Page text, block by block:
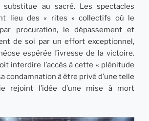
substitue au sacré. Les spectacles
lieu des« rites » collectifs où le
procuration, le dépassement et
de soi par un effort exceptionnel,
espérée l’ivresse de la victoire.
interdire l’accès à cette « plénitude
condamnation à être privé d’une telle
rejoint l’idée d’une mise à mort